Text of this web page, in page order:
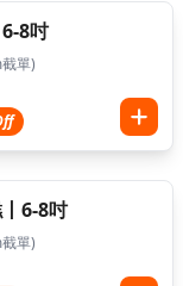
8吋
單)
6-8吋
單)